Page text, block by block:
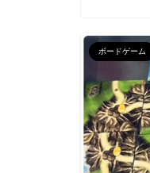
ボードゲーム